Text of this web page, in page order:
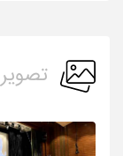
تصویر